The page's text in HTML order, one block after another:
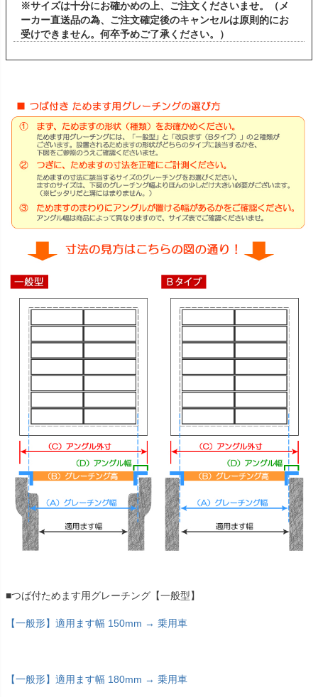
※サイズは十分にお確かめの上、ご注文くださいませ。（メ
ーカー直送品の為、ご注文確定後のキャンセルは原則的にお
受けできません。何卒予めご了承ください。）
■つば付ためます用グレーチング【一般型】
【一般形】適用ます幅 150mm → 乗用車
【一般形】適用ます幅 180mm → 乗用車